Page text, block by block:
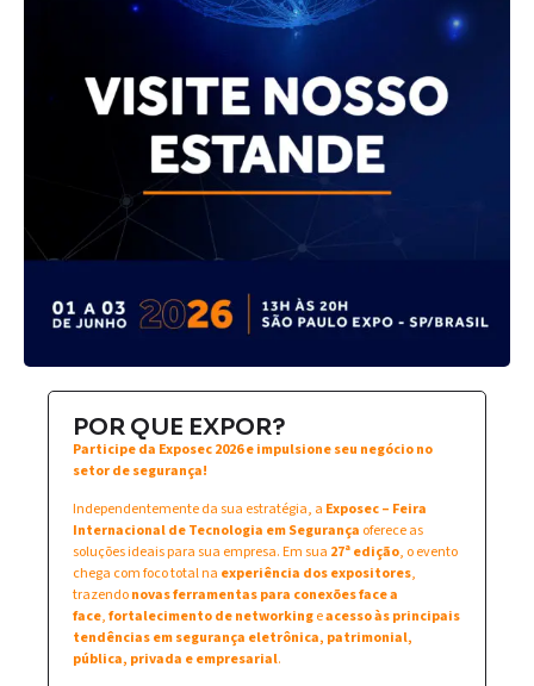
POR QUE EXPOR?
Participe da Exposec 2026 e impulsione seu negócio no
setor de segurança!
Independentemente da sua estratégia, a Exposec – Feira
Internacional de Tecnologia em Segurança oferece as
soluções ideais para sua empresa. Em sua 27ª edição, o evento
chega com foco total na experiência dos expositores,
trazendonovas ferramentas para conexões face a
face,fortalecimento de networkingeacesso às principais
tendências em segurança eletrônica, patrimonial,
pública, privada e empresarial.